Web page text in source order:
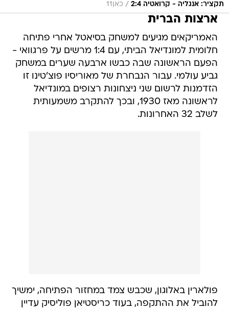
תקציר: אנגליה - קרואטיה 2:4 / כאן11
ארצות הברית
האמריקאים מגיעים למשחק בסיאטל אחרי פתיחה
חלומית למונדיאל הביתי, עם 1:4 מרשים על פרגוואי -
הפעם הראשונה שבה כבשו ארבעה שערים במשחק
גביע עולמי. עבור הנבחרת של מאוריסיו פוצ'טינו זו
הזדמנות לרשום שני ניצחונות רצופים במונדיאל
לראשונה מאז 1930, ובכך להתקרב משמעותית
לשלב 32 האחרונות.
פולארין באלוגון, שכבש צמד במחזור הפתיחה, ימשיך
להוביל את ההתקפה, בעוד כריסטיאן פוליסיק עדיין